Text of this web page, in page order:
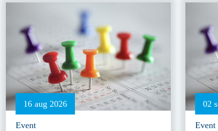
16 aug 2026
Event
02
Event